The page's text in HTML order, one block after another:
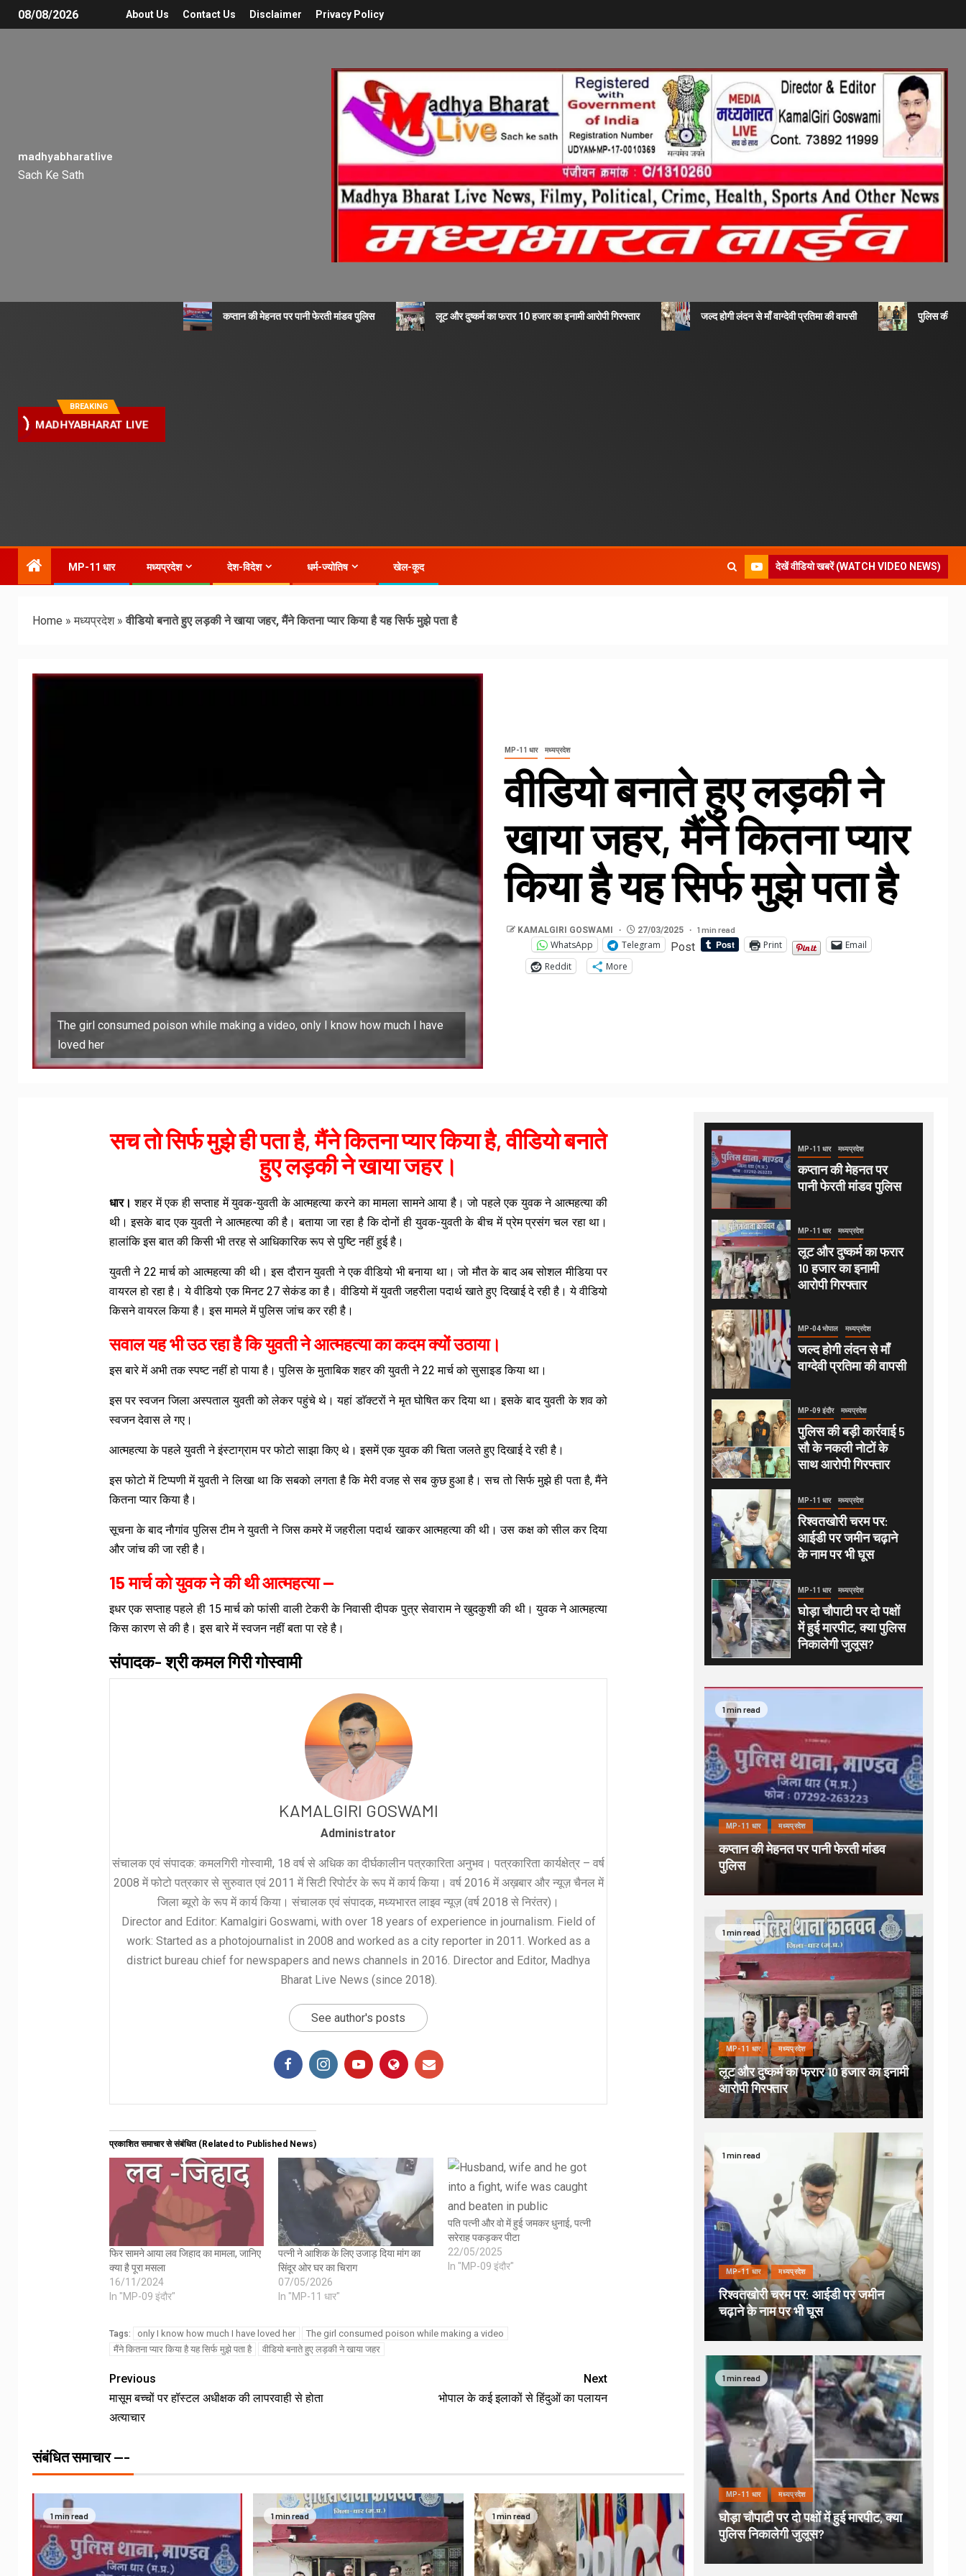
08/08/2026 About Us Contact Us Disclaimer Privacy Policy
madhyabharatlive
Sach Ke Sath
BREAKING
MADHYABHARAT LIVE
कप्तान की मेहनत पर पानी फेरती मांडव पुलिस लूट और दुष्कर्म का फरार 10 हजार का इनामी आरोपी गिरफ्तार जल्द होगी लंदन से माँ वाग्देवी प्रतिमा की वापसी पुलिस की बड़ी
MP-11 धार मध्यप्रदेश देश-विदेश धर्म-ज्योतिष खेल-कूद देखें वीडियो खबरें (WATCH VIDEO NEWS)
Home »मध्यप्रदेश»वीडियो बनाते हुए लड़की ने खाया जहर, मैंने कितना प्यार किया है यह सिर्फ मुझे पता है
The girl consumed poison while making a video, only I know how much I have
loved her
MP-11 धार मध्यप्रदेश
वीडियो बनाते हुए लड़की ने
खाया जहर, मैंने कितना प्यार
किया है यह सिर्फ मुझे पता है
KAMALGIRI GOSWAMI 27/03/2025 1 min read
WhatsApp Telegram Post Print
Email
Reddit
More
सच तो सिर्फ मुझे ही पता है, मैंने कितना प्यार किया है, वीडियो बनाते
हुए लड़की ने खाया जहर।
धार।शहर में एक ही सप्ताह में युवक-युवती के आत्महत्या करने का मामला सामने आया है। जो पहले एक युवक ने आत्महत्या की
थी। इसके बाद एक युवती ने आत्महत्या की है। बताया जा रहा है कि दोनों ही युवक-युवती के बीच में प्रेम प्रसंग चल रहा था।
हालांकि इस बात की किसी भी तरह से आधिकारिक रूप से पुष्टि नहीं हुई है।
युवती ने 22 मार्च को आत्महत्या की थी। इस दौरान युवती ने एक वीडियो भी बनाया था। जो मौत के बाद अब सोशल मीडिया पर
वायरल हो रहा है। ये वीडियो एक मिनट 27 सेकंड का है। वीडियो में युवती जहरीला पदार्थ खाते हुए दिखाई दे रही है। ये वीडियो
किसने वायरल किया है। इस मामले में पुलिस जांच कर रही है।
सवाल यह भी उठ रहा है कि युवती ने आत्महत्या का कदम क्यों उठाया।
इस बारे में अभी तक स्पष्ट नहीं हो पाया है। पुलिस के मुताबिक शहर की युवती ने 22 मार्च को सुसाइड किया था।
इस पर स्वजन जिला अस्पताल युवती को लेकर पहुंचे थे। यहां डाॅक्टरों ने मृत घोषित कर दिया था। इसके बाद युवती के शव को
स्वजन देवास ले गए।
आत्महत्या के पहले युवती ने इंस्टाग्राम पर फोटो साझा किए थे। इसमें एक युवक की चिता जलते हुए दिखाई दे रही है।
इस फोटो में टिप्पणी में युवती ने लिखा था कि सबको लगता है कि मेरी वजह से सब कुछ हुआ है। सच तो सिर्फ मुझे ही पता है, मैंने
कितना प्यार किया है।
सूचना के बाद नाैगांव पुलिस टीम ने युवती ने जिस कमरे में जहरीला पदार्थ खाकर आत्महत्या की थी। उस कक्ष को सील कर दिया
और जांच की जा रही है।
15 मार्च को युवक ने की थी आत्महत्या —
इधर एक सप्ताह पहले ही 15 मार्च को फांसी वाली टेकरी के निवासी दीपक पुत्र सेवाराम ने खुदकुशी की थी। युवक ने आत्महत्या
किस कारण से की है। इस बारे में स्वजन नहीं बता पा रहे है।
संपादक- श्री कमल गिरी गोस्वामी
KAMALGIRI GOSWAMI
Administrator
संचालक एवं संपादक: कमलगिरी गोस्वामी, 18 वर्ष से अधिक का दीर्घकालीन पत्रकारिता अनुभव। पत्रकारिता कार्यक्षेत्र – वर्ष
2008 में फोटो पत्रकार से सुरुवात एवं 2011 में सिटी रिपोर्टर के रूप में कार्य किया। वर्ष 2016 में अख़बार और न्यूज़ चैनल में
जिला ब्यूरो के रूप में कार्य किया। संचालक एवं संपादक, मध्यभारत लाइव न्यूज़ (वर्ष 2018 से निरंतर)।
Director and Editor: Kamalgiri Goswami, with over 18 years of experience in journalism. Field of
work: Started as a photojournalist in 2008 and worked as a city reporter in 2011. Worked as a
district bureau chief for newspapers and news channels in 2016. Director and Editor, Madhya
Bharat Live News (since 2018).
See author's posts
प्रकाशित समाचार से संबंधित (Related to Published News)
फिर सामने आया लव जिहाद का मामला, जानिए
क्या है पूरा मसला
16/11/2024
In "MP-09 इंदौर"
पत्नी ने आशिक के लिए उजाड़ दिया मांग का
सिंदूर ओर घर का चिराग
07/05/2026
In "MP-11 धार"
पति पत्नी और वो में हुई जमकर धुनाई, पत्नी
सरेराह पकड़कर पीटा
22/05/2025
In "MP-09 इंदौर"
Tags: only I know how much I have loved her
The girl consumed poison while making a video
मैंने कितना प्यार किया है यह सिर्फ मुझे पता है
वीडियो बनाते हुए लड़की ने खाया जहर
Previous
मासूम बच्चों पर हॉस्टल अधीक्षक की लापरवाही से होता
अत्याचार
Next
भोपाल के कई इलाकों से हिंदुओं का पलायन
संबंधित समाचार ---
1 min read 1 min read 1 min read
MP-11 धार मध्यप्रदेश
कप्तान की मेहनत पर
पानी फेरती मांडव पुलिस
MP-11 धार मध्यप्रदेश
लूट और दुष्कर्म का फरार
10 हजार का इनामी
आरोपी गिरफ्तार
MP-04 भोपाल मध्यप्रदेश
जल्द होगी लंदन से माँ
वाग्देवी प्रतिमा की वापसी
MP-09 इंदौर मध्यप्रदेश
पुलिस की बड़ी कार्रवाई 5
सौ के नकली नोटों के
साथ आरोपी गिरफ्तार
MP-11 धार मध्यप्रदेश
रिश्वतखोरी चरम पर:
आईडी पर जमीन चढ़ाने
के नाम पर भी घूस
MP-11 धार मध्यप्रदेश
घोड़ा चौपाटी पर दो पक्षों
में हुई मारपीट, क्या पुलिस
निकालेगी जुलूस?
1 min read
MP-11 धार मध्यप्रदेश
कप्तान की मेहनत पर पानी फेरती मांडव
पुलिस
1 min read
MP-11 धार मध्यप्रदेश
लूट और दुष्कर्म का फरार 10 हजार का इनामी
आरोपी गिरफ्तार
1 min read
MP-11 धार मध्यप्रदेश
रिश्वतखोरी चरम पर: आईडी पर जमीन
चढ़ाने के नाम पर भी घूस
1 min read
MP-11 धार मध्यप्रदेश
घोड़ा चौपाटी पर दो पक्षों में हुई मारपीट, क्या
पुलिस निकालेगी जुलूस?